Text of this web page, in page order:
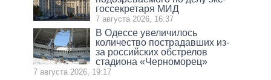
госсекретаря МИД
7 августа 2026, 16:37
В Одессе увеличилось
количество пострадавших из-
за российских обстрелов
стадиона «Черноморец»
7 августа 2026, 19:17